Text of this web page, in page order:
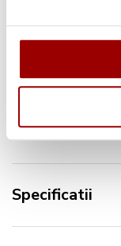
Descriere
Specificatii